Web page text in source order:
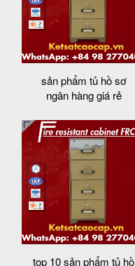
sản phẩm tủ hồ sơ
ngân hàng giá rẻ
top 10 sản phẩm tủ hồ